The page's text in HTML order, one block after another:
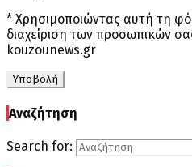
* Χρησιμοποιώντας αυτή τη
διαχείριση των προσωπικών
kouzounews.gr
Αναζήτηση
Search for: